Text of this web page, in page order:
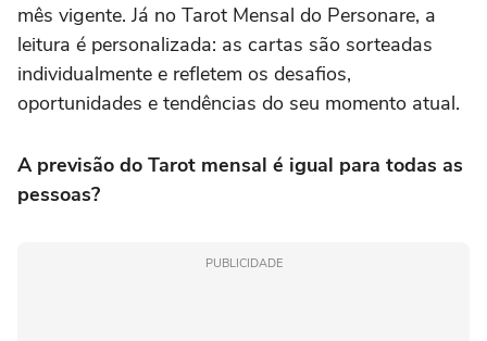
mês vigente. Já no Tarot Mensal do Personare, a
leitura é personalizada: as cartas são sorteadas
individualmente e refletem os desafios,
oportunidades e tendências do seu momento atual.
A previsão do Tarot mensal é igual para todas as
pessoas?
PUBLICIDADE